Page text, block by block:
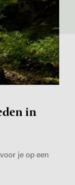
in
je op een